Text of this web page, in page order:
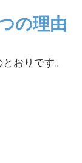
の理由
おりです。